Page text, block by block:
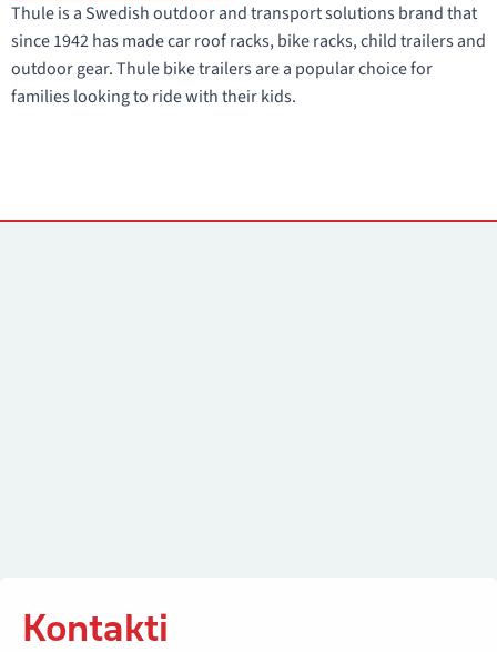
Thule is a Swedish outdoor and transport solutions brand that
since 1942 has made car roof racks, bike racks, child trailers and
outdoor gear. Thule bike trailers are a popular choice for
families looking to ride with their kids.
Kontakti